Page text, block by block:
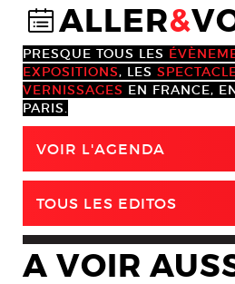
@ALLER&
PRESQUE TOUS LES
EXPOSITIONS, LES
VERNISSAGES EN FRANCE,
PARIS.
VOIR L'AGENDA
TOUS LES EDITOS
A VOIR